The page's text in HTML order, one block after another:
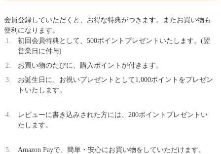
会員登録していただくと、お得な特典がつきます。またお買い物も
便利になります。
初回会員特典として、500ポイントプレゼントいたします。(翌
営業日に付与)
お買い物のたびに、購入ポイントが付きます。
お誕生日に、お祝いプレゼントとして1,000ポイントをプレゼン
トいたします。
レビューに書き込みされた方には、200ポイントプレゼントい
たします。
Amazon Payで、簡単・安心にお買い物をしていただけます。